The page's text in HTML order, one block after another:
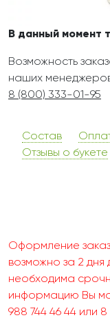
В данный момент
Возможность
наших
8 (800) 333-01-95
Состав
Отзывы о букете
Оформление
возможно за 2 дня
необходима
информацию Вы
988 744 46 44 или